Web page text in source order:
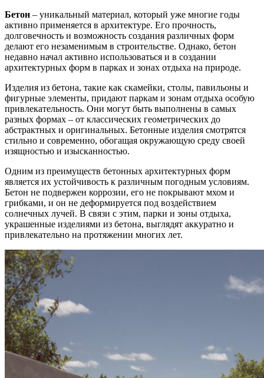
Бетон – уникальный материал, который уже многие годы
активно применяется в архитектуре. Его прочность,
долговечность и возможность создания различных форм
делают его незаменимым в строительстве. Однако, бетон
недавно начал активно использоваться и в создании
архитектурных форм в парках и зонах отдыха на природе.
Изделия из бетона, такие как скамейки, столы, павильоны и
фигурные элементы, придают паркам и зонам отдыха особую
привлекательность. Они могут быть выполнены в самых
разных формах – от классических геометрических до
абстрактных и оригинальных. Бетонные изделия смотрятся
стильно и современно, обогащая окружающую среду своей
изящностью и изысканностью.
Одним из преимуществ бетонных архитектурных форм
является их устойчивость к различным погодным условиям.
Бетон не подвержен коррозии, его не покрывают мхом и
грибками, и он не деформируется под воздействием
солнечных лучей. В связи с этим, парки и зоны отдыха,
украшенные изделиями из бетона, выглядят аккуратно и
привлекательно на протяжении многих лет.